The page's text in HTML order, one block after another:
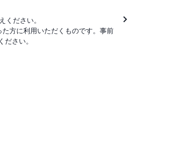
ください。
方に利用いただくものです。事前
さい。